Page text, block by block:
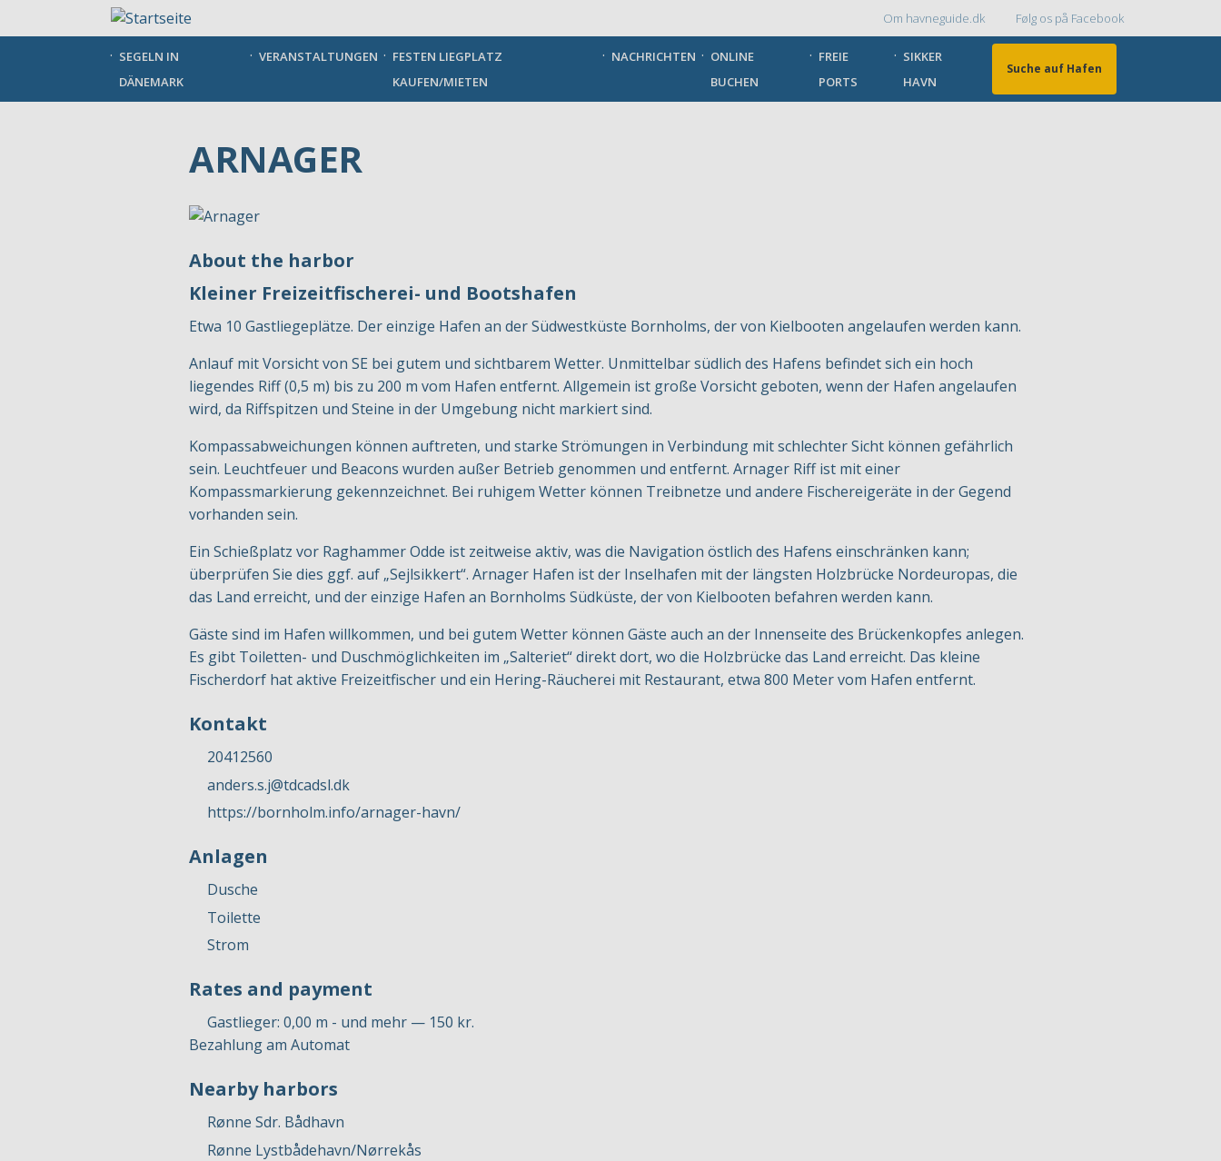
zum
Topmenu
Om havneguide.dk Følg os på Facebook
SEGELN IN
DÄNEMARK
VERANSTALTUNGEN
FESTEN LIEGPLATZ
KAUFEN/MIETEN
NACHRICHTEN
ONLINE
BUCHEN
FREIE
PORTS
SIKKER
HAVN
Suche auf Hafen
ARNAGER
About the harbor
Kleiner Freizeitfischerei- und Bootshafen
Etwa 10 Gastliegeplätze. Der einzige Hafen an der Südwestküste Bornholms, der von Kielbooten angelaufen werden kann.
Anlauf mit Vorsicht von SE bei gutem und sichtbarem Wetter. Unmittelbar südlich des Hafens befindet sich ein hoch
liegendes Riff (0,5 m) bis zu 200 m vom Hafen entfernt. Allgemein ist große Vorsicht geboten, wenn der Hafen angelaufen
wird, da Riffspitzen und Steine in der Umgebung nicht markiert sind.
Kompassabweichungen können auftreten, und starke Strömungen in Verbindung mit schlechter Sicht können gefährlich
sein. Leuchtfeuer und Beacons wurden außer Betrieb genommen und entfernt. Arnager Riff ist mit einer
Kompassmarkierung gekennzeichnet. Bei ruhigem Wetter können Treibnetze und andere Fischereigeräte in der Gegend
vorhanden sein.
Ein Schießplatz vor Raghammer Odde ist zeitweise aktiv, was die Navigation östlich des Hafens einschränken kann;
überprüfen Sie dies ggf. auf „Sejlsikkert“. Arnager Hafen ist der Inselhafen mit der längsten Holzbrücke Nordeuropas, die
das Land erreicht, und der einzige Hafen an Bornholms Südküste, der von Kielbooten befahren werden kann.
Gäste sind im Hafen willkommen, und bei gutem Wetter können Gäste auch an der Innenseite des Brückenkopfes anlegen.
Es gibt Toiletten- und Duschmöglichkeiten im „Salteriet“ direkt dort, wo die Holzbrücke das Land erreicht. Das kleine
Fischerdorf hat aktive Freizeitfischer und ein Hering-Räucherei mit Restaurant, etwa 800 Meter vom Hafen entfernt.
Kontakt
20412560
anders.s.j@tdcadsl.dk
https://bornholm.info/arnager-havn/
Anlagen
Dusche
Toilette
Strom
Rates and payment
Gastlieger: 0,00 m - und mehr — 150 kr.
Bezahlung am Automat
Nearby harbors
Rønne Sdr. Bådhavn
Rønne Lystbådehavn/Nørrekås